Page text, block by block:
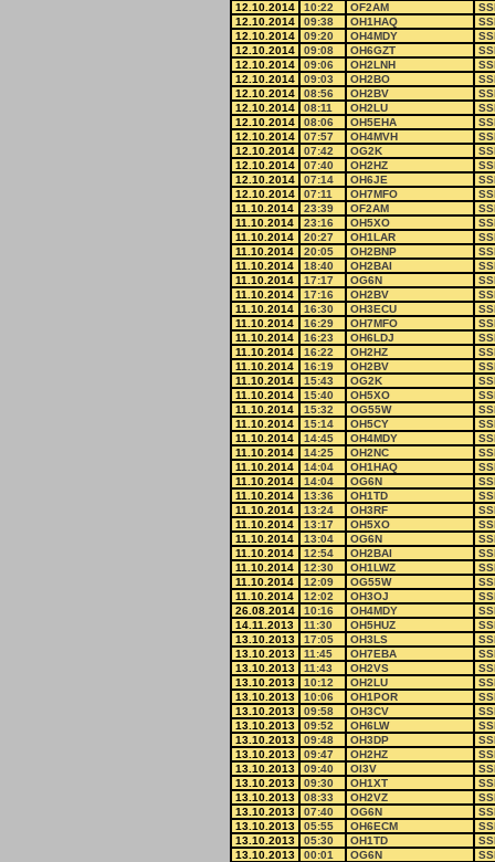
12.10.2014
10:22 OF2AM
12.10.2014
09:38 OH1HAQ
12.10.2014
09:20 OH4MDY
12.10.2014
09:08 OH6GZT
12.10.2014
09:06 OH2LNH
12.10.2014
09:03 OH2BO
12.10.2014
08:56 OH2BV
12.10.2014
08:11 OH2LU
12.10.2014
08:06 OH5EHA
12.10.2014
07:57 OH4MVH
12.10.2014
07:42 OG2K
12.10.2014
07:40 OH2HZ
12.10.2014
07:14 OH6JE
12.10.2014
07:11 OH7MFO
11.10.2014
23:39 OF2AM
11.10.2014
23:16 OH5XO
11.10.2014
20:27 OH1LAR
11.10.2014
20:05 OH2BNP
11.10.2014
18:40 OH2BAI
11.10.2014
17:17 OG6N
11.10.2014
17:16 OH2BV
11.10.2014
16:30 OH3ECU
11.10.2014
16:29 OH7MFO
11.10.2014
16:23 OH6LDJ
11.10.2014
16:22 OH2HZ
11.10.2014
16:19 OH2BV
11.10.2014
15:43 OG2K
11.10.2014
15:40 OH5XO
11.10.2014
15:32 OG55W
11.10.2014
15:14 OH5CY
11.10.2014
14:45 OH4MDY
11.10.2014
14:25 OH2NC
11.10.2014
14:04 OH1HAQ
11.10.2014
14:04 OG6N
11.10.2014
13:36 OH1TD
11.10.2014
13:24 OH3RF
11.10.2014
13:17 OH5XO
11.10.2014
13:04 OG6N
11.10.2014
12:54 OH2BAI
11.10.2014
12:30 OH1LWZ
11.10.2014
12:09 OG55W
11.10.2014
12:02 OH3OJ
26.08.2014
10:16 OH4MDY
14.11.2013
11:30 OH5HUZ
13.10.2013
17:05 OH3LS
13.10.2013
11:45 OH7EBA
13.10.2013
11:43 OH2VS
13.10.2013
10:12 OH2LU
13.10.2013
10:06 OH1POR
13.10.2013
09:58 OH3CV
13.10.2013
09:52 OH6LW
13.10.2013
09:48 OH3DP
13.10.2013
09:47 OH2HZ
13.10.2013
09:40 OI3V
13.10.2013
09:30 OH1XT
13.10.2013
08:33 OH2VZ
13.10.2013
07:40 OG6N
13.10.2013
05:55 OH6ECM
13.10.2013
05:30 OH1TD
13.10.2013
00:01 OG6N